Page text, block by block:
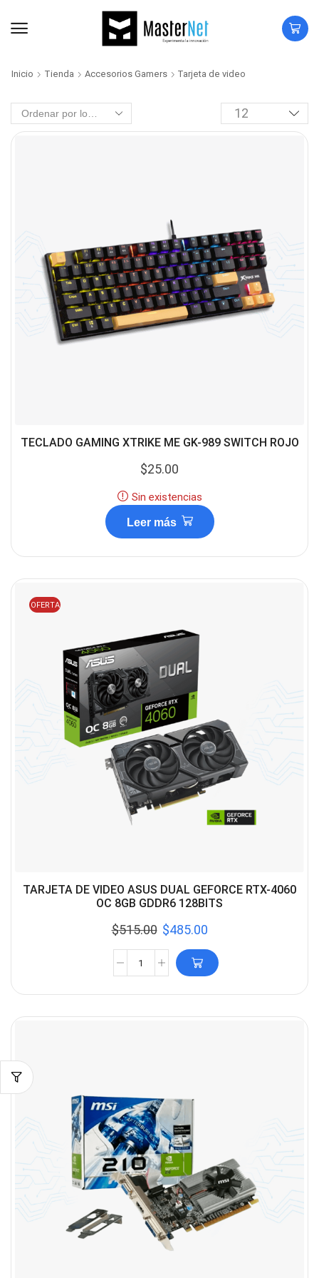
Inicio Tienda Accesorios Gamers Tarjeta de video
TECLADO GAMING XTRIKE ME GK-989 SWITCH ROJO
$25.00
Sin existencias
Leer más
OFERTA
TARJETA DE VIDEO ASUS DUAL GEFORCE RTX-4060
OC 8GB GDDR6 128BITS
$515.00 $485.00